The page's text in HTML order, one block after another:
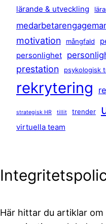
lärande & utveckling
motivation mångfald
personlighet
prestation psykologisk
rekrytering
strategisk HR tillit trender
virtuella team
Här hittar du artiklar